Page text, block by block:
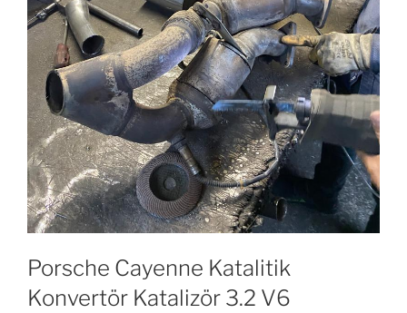
Porsche Cayenne Katalitik
Konvertör Katalizör 3.2 V6